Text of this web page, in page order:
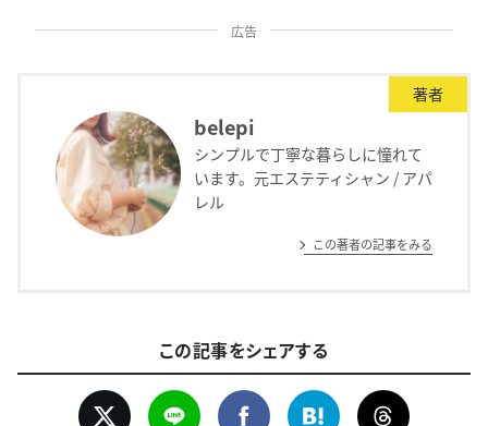
広告
著者
belepi
シンプルで丁寧な暮らしに憧れて
います。元エステティシャン / アパ
レル
この著者の記事をみる
この記事をシェアする